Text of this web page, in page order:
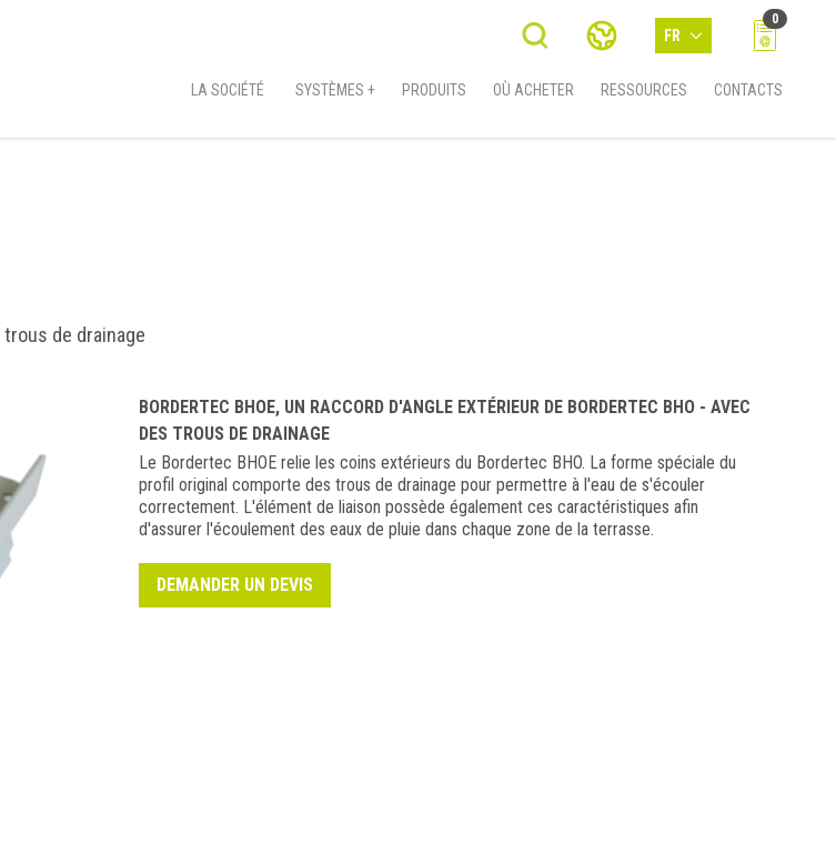
FR
0
LA SOCIÉTÉ SYSTÈMES + PRODUITS OÙ ACHETER RESSOURCES CONTACTS
de drainage
BORDERTEC BHOE, UN RACCORD D'ANGLE EXTÉRIEUR DE BORDERTEC BHO - AVEC
DES TROUS DE DRAINAGE
Le Bordertec BHOE relie les coins extérieurs du Bordertec BHO. La forme spéciale du
profil original comporte des trous de drainage pour permettre à l'eau de s'écouler
correctement. L'élément de liaison possède également ces caractéristiques afin
d'assurer l'écoulement des eaux de pluie dans chaque zone de la terrasse.
DEMANDER UN DEVIS